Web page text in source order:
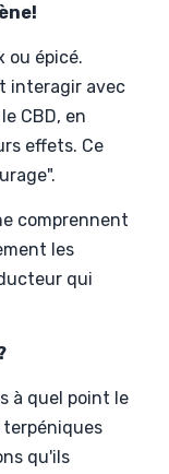
ou épicé.
interagir avec
CBD, en
effets. Ce
comprennent
les
qui
à quel point le
terpéniques
qu'ils